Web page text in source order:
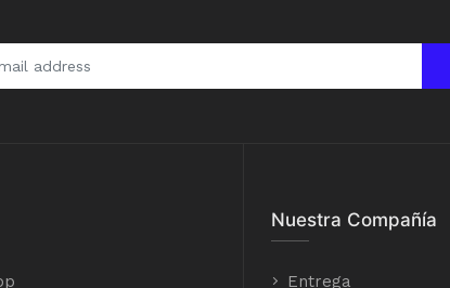
Nuestra Compañía
Entrega